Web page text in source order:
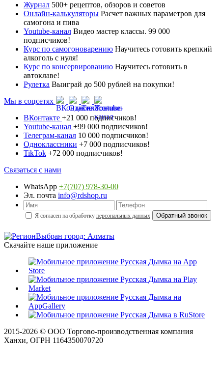
Журнал 500+ рецептов, обзоров и советов
Онлайн-калькуляторы Расчет важных параметров для
самогона и пива
Youtube-канал Видео мастер классы. 99 000
подписчиков!
Курс по самогоноварению Научитесь готовить крепкий
алкоголь с нуля!
Курс по консервированию Научитесь готовить в
автоклаве!
Рулетка Выиграй до 500 рублей на покупки!
Мы в соцсетях
ВКонтакте +21 000 подписчиков!
Youtube-канал +99 000 подписчиков!
Телеграм-канал 10 000 подписчиков!
Одноклассники +7 000 подписчиков!
TikTok +72 000 подписчиков!
Связаться с нами
WhatsApp +7(707) 978-30-00
Эл. почта info@rdshop.ru
Я согласен на обработку персональных данных
Выбран город: Алматы
Скачайте наше приложение
2015-2026 © ООО Торгово-производственная компания
Ханхи, ОГРН 1164350070720